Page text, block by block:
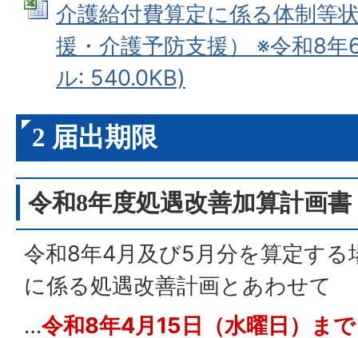
介護給付費算定に係る体制等
援・介護予防支援） ※令和8
ル: 540.0KB)
2 届出期限
令和8年度処遇改善加算計画書
令和8年4月及び5月分を算定する
に係る処遇改善計画とあわせて
…令和8年4月15日（水曜日）まで